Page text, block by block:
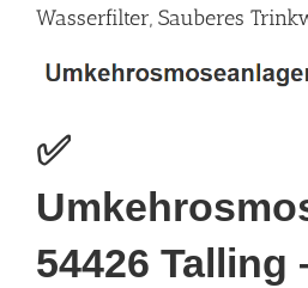
Wasserfilter, Sauberes
✅
54426 Talling